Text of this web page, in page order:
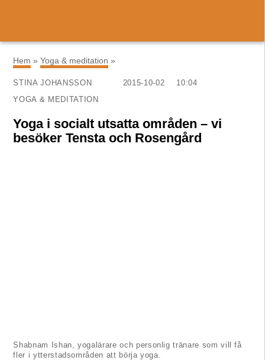
Hem »Yoga & meditation »
STINA JOHANSSON 2015-10-02
10:04
YOGA & MEDITATION
Yoga i socialt utsatta områden – vi
besöker Tensta och Rosengård
Shabnam Ishan, yogalärare och personlig tränare som vill få
fler i ytterstadsområden att börja yoga.